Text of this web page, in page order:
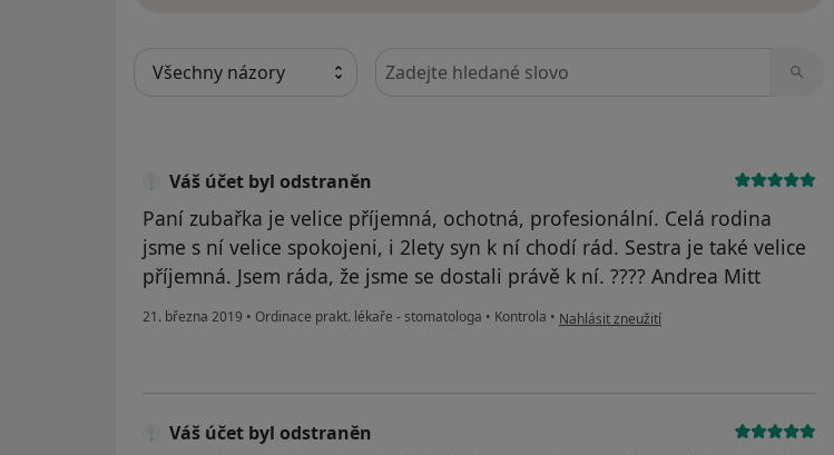
Hledejte v názorech
Váš účet byl odstraněn
Paní zubařka je velice příjemná, ochotná, profesionální. Celá rodina
jsme s ní velice spokojeni, i 2lety syn k ní chodí rád. Sestra je také velice
příjemná. Jsem ráda, že jsme se dostali právě k ní. ???? Andrea Mitt
21. března 2019 • Ordinace prakt. lékaře - stomatologa • Kontrola • podle názoru uživatele Váš účet byl odstraněn
Nahlásit zneužití
Váš účet byl odstraněn